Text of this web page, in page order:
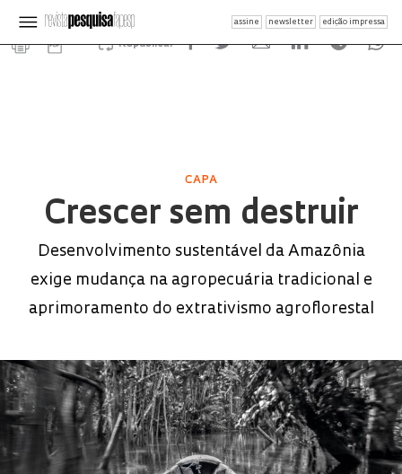
assine newsletter edição impressa
Republicar
CAPA
Crescer sem destruir
Desenvolvimento sustentável da Amazônia
exige mudança na agropecuária tradicional e
aprimoramento do extrativismo agroflorestal